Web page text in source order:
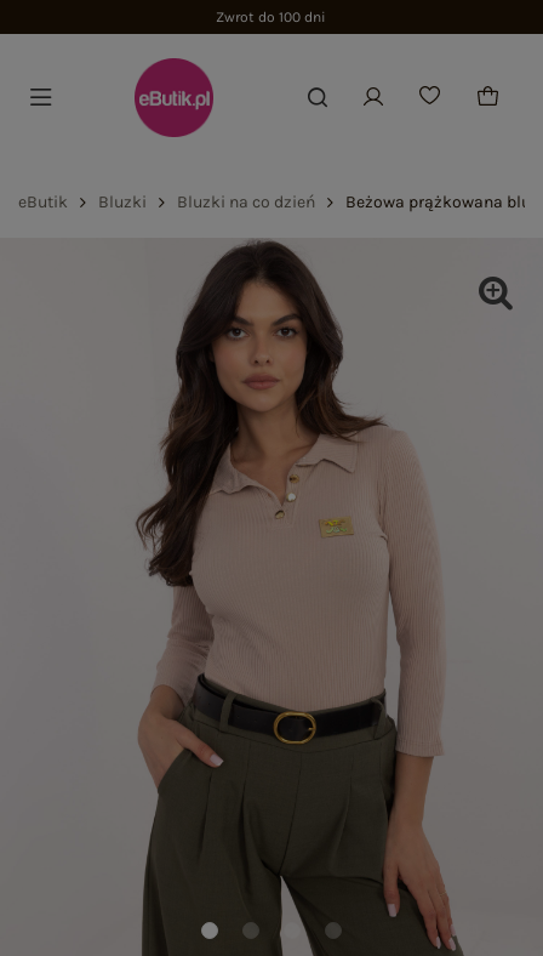
Zwrot do 100 dni
eButik Bluzki Bluzki na co dzień Beżowa prążkowana